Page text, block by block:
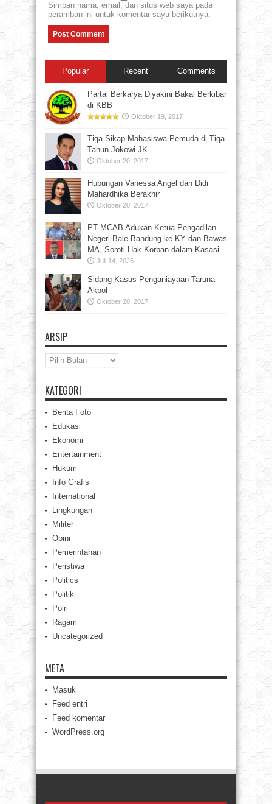
Simpan nama, email, dan situs web saya pada
peramban ini untuk komentar saya berikutnya.
Popular Recent Comments
Partai Berkarya Diyakini Bakal Berkibar
di KBB
Oktober 19, 2017
Tiga Sikap Mahasiswa-Pemuda di Tiga
Tahun Jokowi-JK
Oktober 20, 2017
Hubungan Vanessa Angel dan Didi
Mahardhika Berakhir
Oktober 20, 2017
PT MCAB Adukan Ketua Pengadilan
Negeri Bale Bandung ke KY dan Bawas
MA, Soroti Hak Korban dalam Kasasi
Juli 14, 2026
Sidang Kasus Penganiayaan Taruna
Akpol
Oktober 20, 2017
ARSIP
Arsip
KATEGORI
Berita Foto
Edukasi
Ekonomi
Entertainment
Hukum
Info Grafis
International
Lingkungan
Militer
Opini
Pemerintahan
Peristiwa
Politics
Politik
Polri
Ragam
Uncategorized
META
Masuk
Feed entri
Feed komentar
WordPress.org